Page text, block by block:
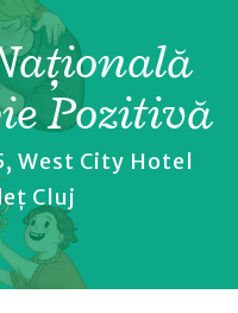
Pozitivă
West City Hotel
Cluj